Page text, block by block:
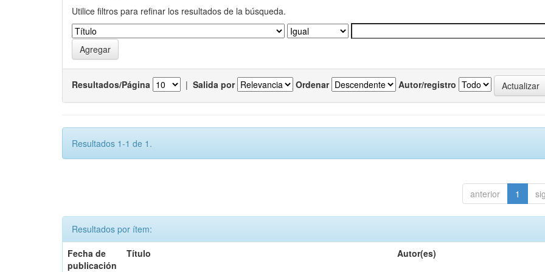
Utilice filtros para refinar los resultados de la búsqueda.
Resultados/Página | Salida por Ordenar Autor/registro
Resultados 1-1 de 1.
anterior 1
Resultados por ítem:
Fecha de
publicación
Título Autor(es)